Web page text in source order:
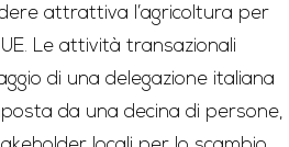
attrattiva l’agricoltura per
Le attività transazionali
di una delegazione italiana
da una decina di persone,